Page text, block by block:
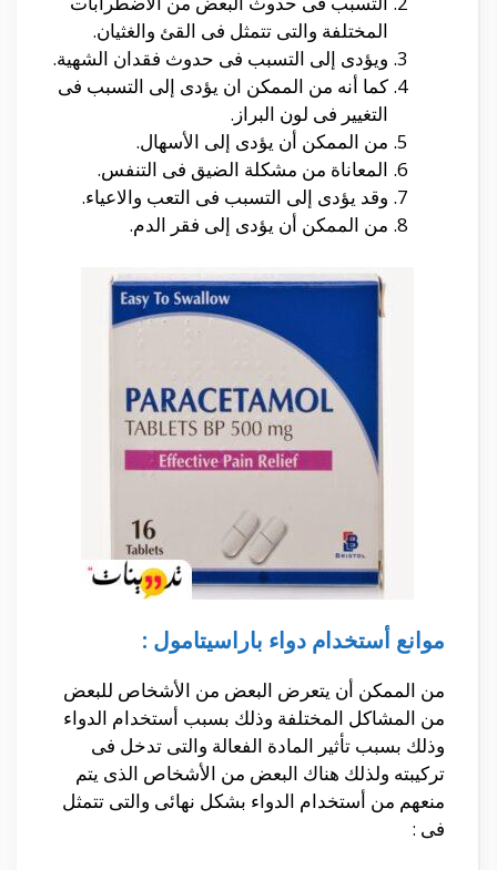
المختلفة والتى تتمثل فى القئ والغثيان.
ويؤدى إلى التسبب فى حدوث فقدان الشهية.
كما أنه من الممكن ان يؤدى إلى التسبب فى
التغيير فى لون البراز.
من الممكن أن يؤدى إلى الأسهال.
المعاناة من مشكلة الضيق فى التنفس.
وقد يؤدى إلى التسبب فى التعب والاعياء.
من الممكن أن يؤدى إلى فقر الدم.
موانع أستخدام دواء باراسيتامول :
من الممكن أن يتعرض البعض من الأشخاص للبعض
من المشاكل المختلفة وذلك بسبب أستخدام الدواء
وذلك بسبب تأثير المادة الفعالة والتى تدخل فى
تركيبته ولذلك هناك البعض من الأشخاص الذى يتم
منعهم من أستخدام الدواء بشكل نهائى والتى تتمثل
فى :